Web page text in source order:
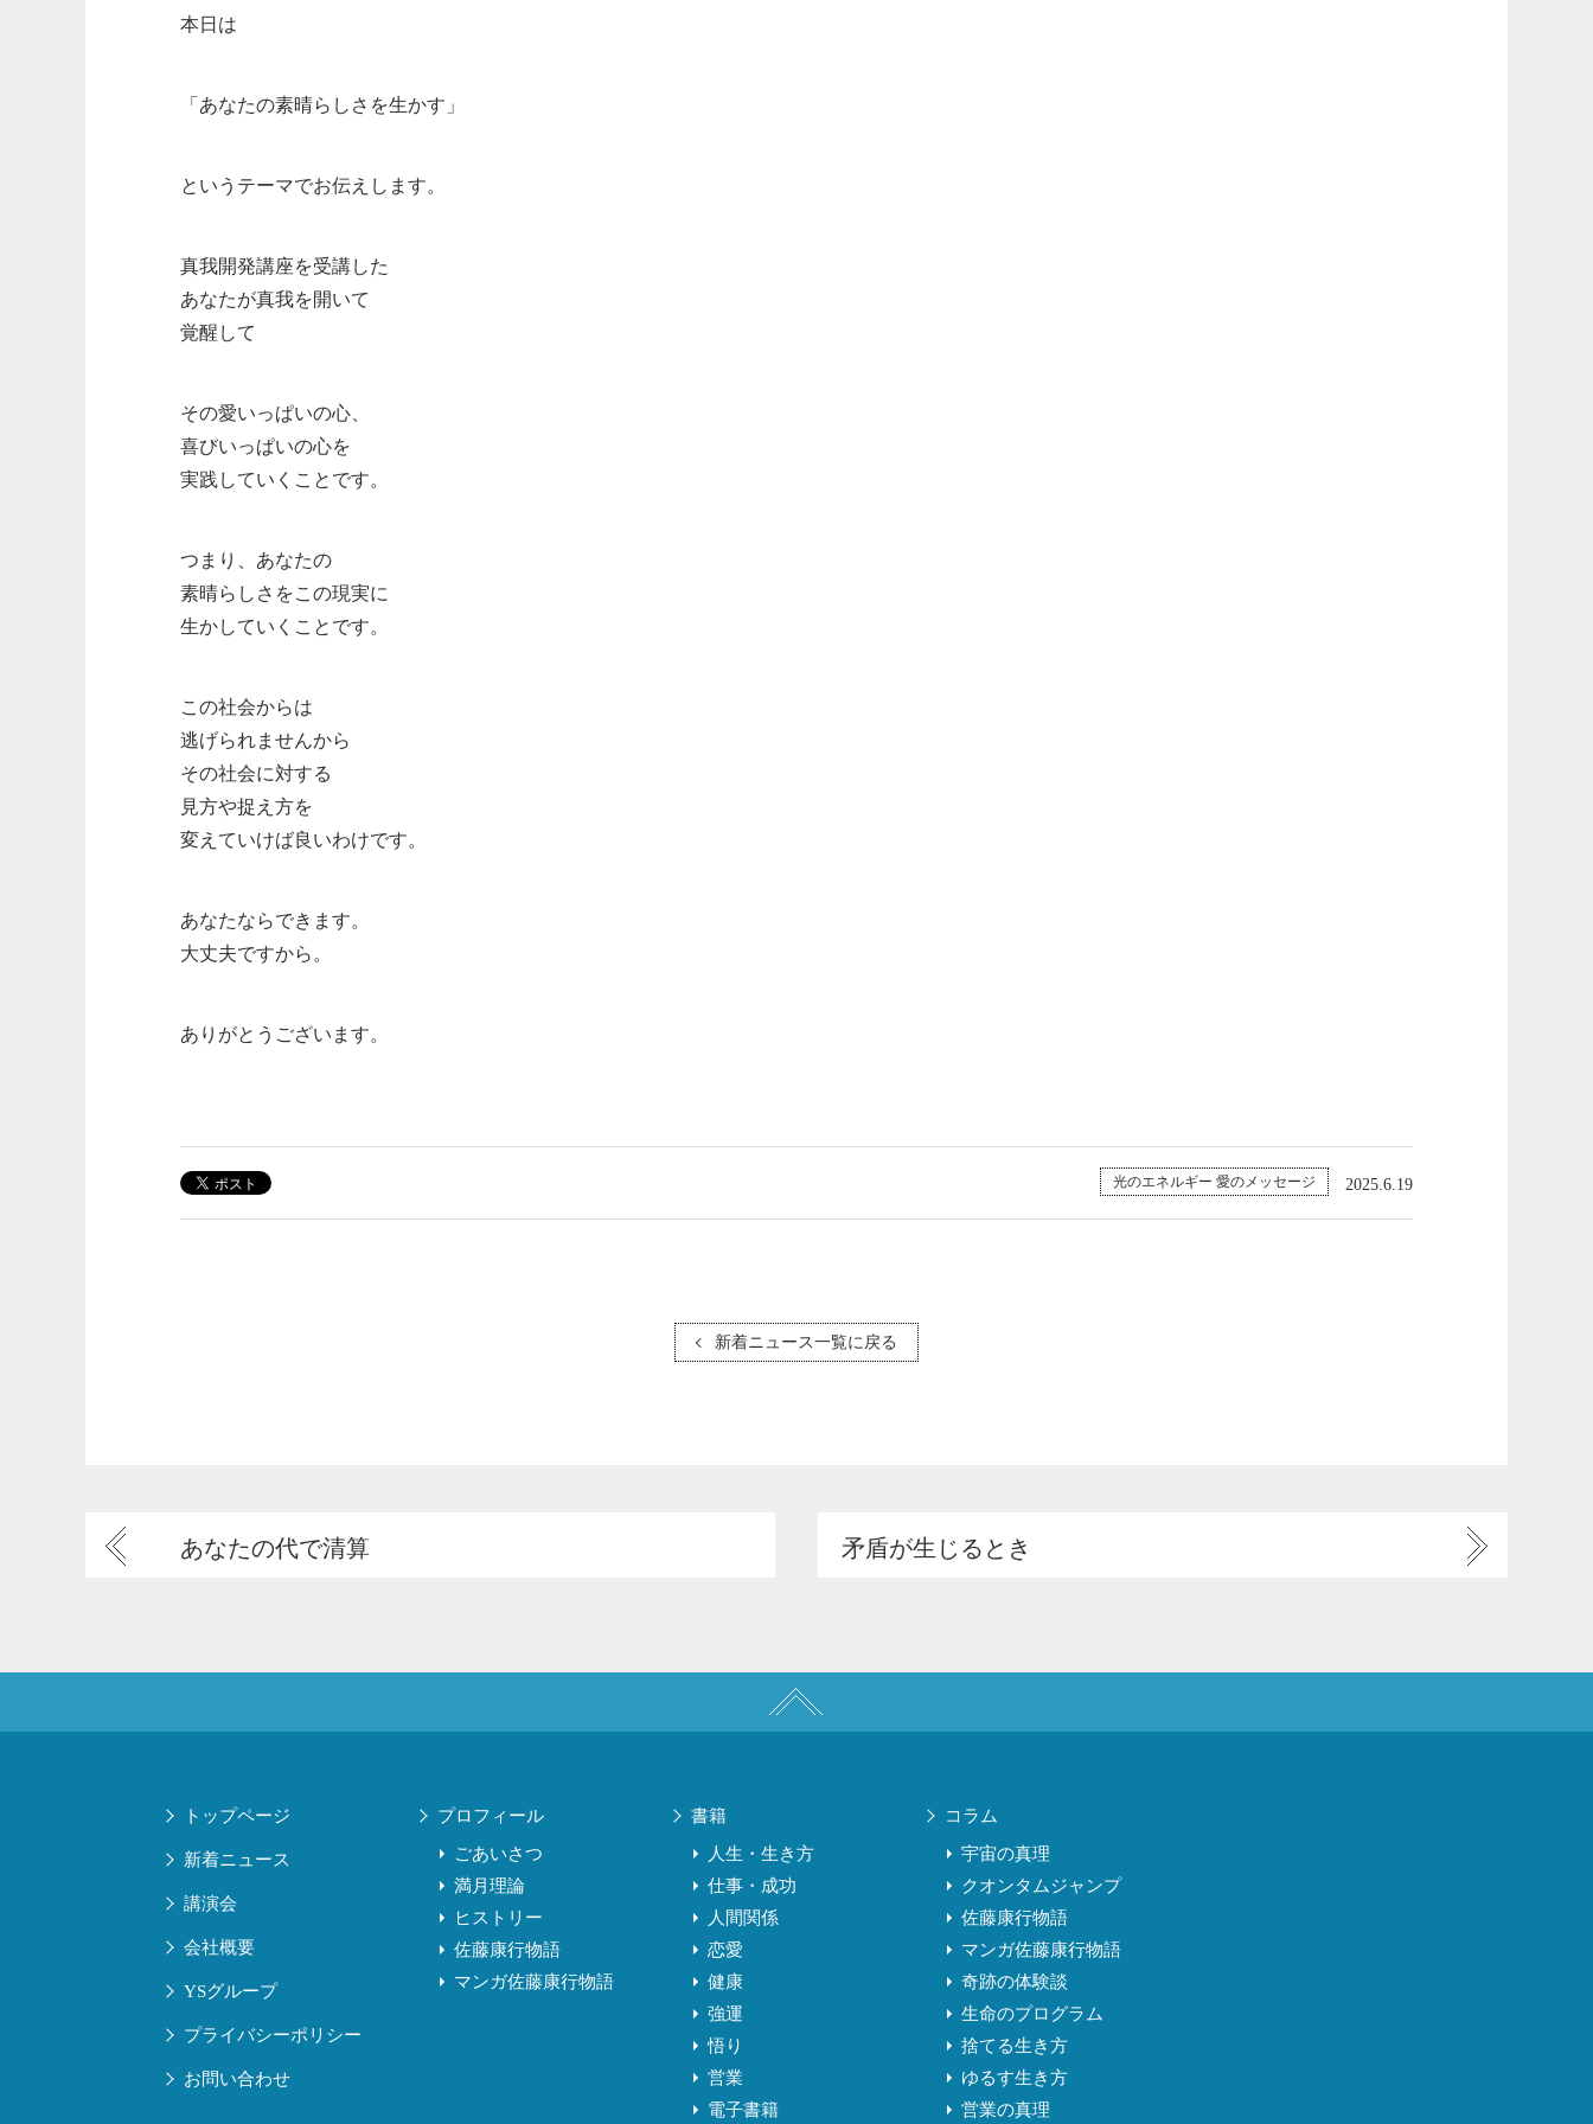
本日は
「あなたの素晴らしさを生かす」
というテーマでお伝えします。
真我開発講座を受講した
あなたが真我を開いて
覚醒して
その愛いっぱいの心、
喜びいっぱいの心を
実践していくことです。
つまり、あなたの
素晴らしさをこの現実に
生かしていくことです。
この社会からは
逃げられませんから
その社会に対する
見方や捉え方を
変えていけば良いわけです。
あなたならできます。
大丈夫ですから。
ありがとうございます。
光のエネルギー 愛のメッセージ 2025.6.19
新着ニュース一覧に戻る
あなたの代で清算 矛盾が生じるとき
トップページ
新着ニュース
講演会
会社概要
YSグループ
プライバシーポリシー
お問い合わせ
プロフィール
ごあいさつ
満月理論
ヒストリー
佐藤康行物語
マンガ佐藤康行物語
書籍
人生・生き方
仕事・成功
人間関係
恋愛
健康
強運
悟り
営業
電子書籍
コラム
宇宙の真理
クオンタムジャンプ
佐藤康行物語
マンガ佐藤康行物語
奇跡の体験談
生命のプログラム
捨てる生き方
ゆるす生き方
営業の真理